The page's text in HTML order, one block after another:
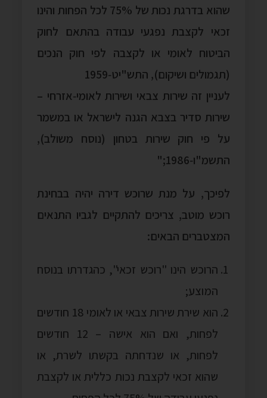
שהוא בדרגת נכות של 75% לכל הפחות והינו
זכאי לקצבת נפגעי עבודה בהתאם לחוק
הביטוח לאומי או לקצבה לפי חוק הנכים
(תגמולים ושיקום), התש"יט‑1959
לעניין זה שירות צבאי ושירות לאומי‑אזרחי –
שירות סדיר בצבא הגנה לישראל או במשמר
על פי חוק שירות בטחון (נוסח משולב),
התשמ"ו‑1986;"
לפיכך, על מנת שרוכש דירה יהיה בבחינת
רוכש מוטב, צריכים להתקיים לגביו התנאים
המצטברים הבאים:
הרוכש הינו "רוכש זכאי", כהגדרתו בנוסח
המוצע;
הוא שירת שירות צבאי או לאומי 18 חודשים
לפחות, ואם הוא אישה – 12 חודשים
לפחות, או שנדחתה בקשתו לשרת, או
שהוא זכאי לקצבת נכות כללית או לקצבת